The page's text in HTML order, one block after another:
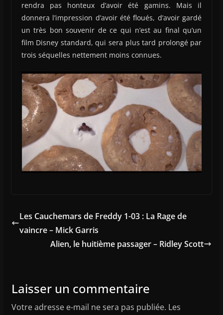
rendra pas honteux d’avoir été gamins. Mais il
donnera l’impression d’avoir été floués, d’avoir gardé
un très bon souvenir de ce qui n’est au final qu’un
film Disney standard, qui sera plus tard prolongé par
trois séquelles nettement moins connues.
Les Cauchemars de Freddy 1-03 : La Rage de
vaincre – Mick Garris
Alien, le huitième passager – Ridley Scott
Laisser un commentaire
Votre adresse e-mail ne sera pas publiée. Les